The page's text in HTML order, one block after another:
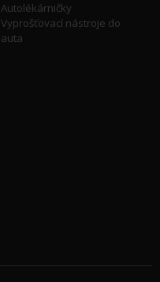
Autolékárničky
Vyprošťovací nástroje do
auta